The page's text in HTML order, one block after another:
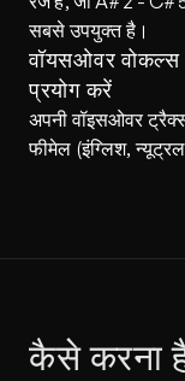
सबसे उपयुक्त है।
वॉयसओवर वोकल्स
प्रयोग करें
अपनी वॉइसओवर
फीमेल (इंग्लिश,
कैसे करना